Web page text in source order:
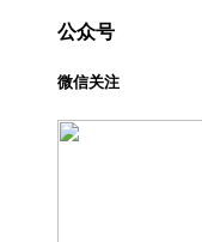
公众号
微信关注